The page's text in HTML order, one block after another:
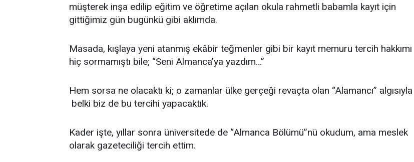
müşterek inşa edilip eğitim ve öğretime açılan okula rahmetli babamla kayıt için
gittiğimiz gün bugünkü gibi aklımda.
Masada, kışlaya yeni atanmış ekâbir teğmenler gibi bir kayıt memuru tercih hakkımı
hiç sormamıştı bile; “Seni Almanca’ya yazdım...”
Hem sorsa ne olacaktı ki; o zamanlar ülke gerçeği revaçta olan “Alamancı” algısıyla
belki biz de bu tercihi yapacaktık.
Kader işte, yıllar sonra üniversitede de “Almanca Bölümü”nü okudum, ama meslek
olarak gazeteciliği tercih ettim.